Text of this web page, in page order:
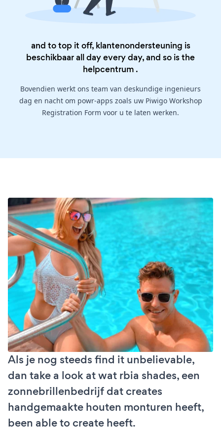
and to top it off, klantenondersteuning is
beschikbaar all day every day, and so is the
helpcentrum .
Bovendien werkt ons team van deskundige ingenieurs
dag en nacht om powr-apps zoals uw Piwigo Workshop
Registration Form voor u te laten werken.
Als je nog steeds find it unbelievable,
dan take a look at wat rbia shades, een
zonnebrillenbedrijf dat creates
handgemaakte houten monturen heeft,
been able to create heeft.